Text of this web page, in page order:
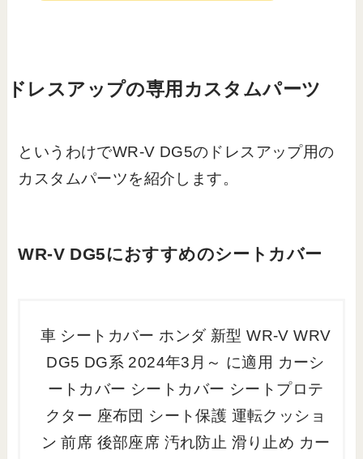
ドレスアップの専用カスタムパーツ
というわけでWR-V DG5のドレスアップ用の
カスタムパーツを紹介します。
WR-V DG5におすすめのシートカバー
車 シートカバー ホンダ 新型 WR-V WRV
DG5 DG系 2024年3月～ に適用 カーシ
ートカバー シートカバー シートプロテ
クター 座布団 シート保護 運転クッショ
ン 前席 後部座席 汚れ防止 滑り止め カー